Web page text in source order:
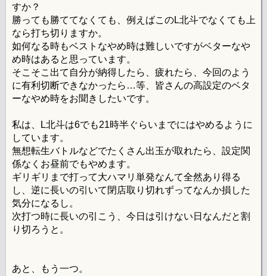
すか？
勝っても勝ててなくても、例えばこのL北斗でなくても上
なら打ち切りますか。
如何なる時もベストなやめ時は難しいですがベターなや
め時はあると思っています。
そこそこ出て自分が納得したら、疲れたら、今回のよう
に有利切断できなかったら…等、皆さんの高設定のベタ
ーなやめ時をお聞きしたいです。
私は、L北斗は6でも21時半ぐらいまでにはやめるように
しています。
無想転生バトルなどでたくさん出玉が取れたら、設定関
係なくお昼前でもやめます。
ギリギリまで打って大ハマリ単発なんて全然あり得る
し、逆に長いの引いて閉店取り切れずってなんか損した
気分になるし。
次打つ時に長いの引こう、今日は引けない日なんだと割
り切ろうと。
あと、もう一つ。